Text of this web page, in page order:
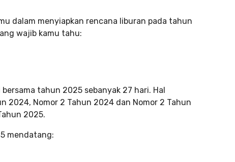
dalam menyiapkan rencana liburan pada tahun
wajib kamu tahu:
tahun 2025 sebanyak 27 hari. Hal
2024, Nomor 2 Tahun 2024 dan Nomor 2 Tahun
2025.
mendatang: